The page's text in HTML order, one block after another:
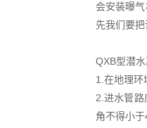
会安装曝
先我们要
QXB型潜
1.在地理环
2.进水管
角不得小